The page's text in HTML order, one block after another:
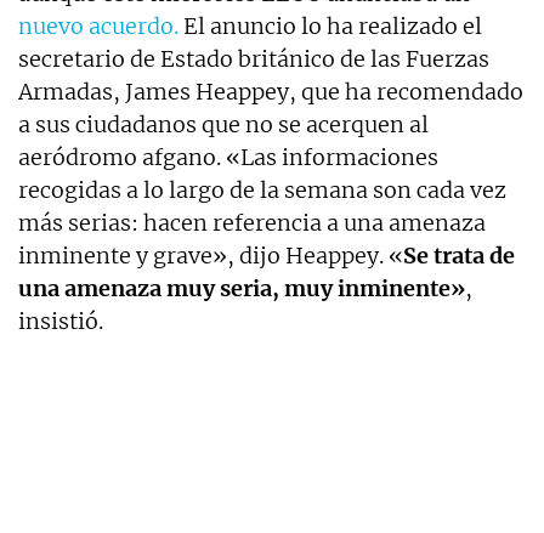
nuevo acuerdo. El anuncio lo ha realizado el
secretario de Estado británico de las Fuerzas
Armadas, James Heappey, que ha recomendado
a sus ciudadanos que no se acerquen al
aeródromo afgano. «Las informaciones
recogidas a lo largo de la semana son cada vez
más serias: hacen referencia a una amenaza
inminente y grave», dijo Heappey. «Se trata de
una amenaza muy seria, muy inminente»,
insistió.